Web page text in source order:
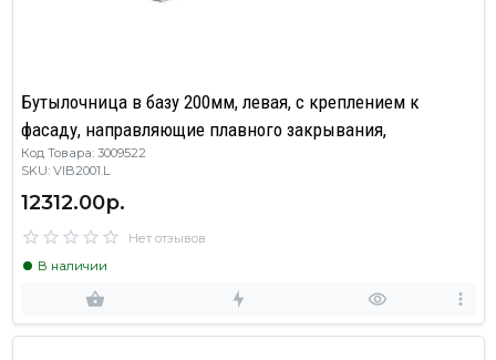
Бутылочница в базу 200мм, левая, с креплением к
фасаду, направляющие плавного закрывания,
Код Товара: 3009522
SKU: VIB2001.L
12312.00р.
Нет отзывов
В наличии